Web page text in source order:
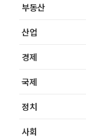
부동산
산업
경제
국제
정치
사회